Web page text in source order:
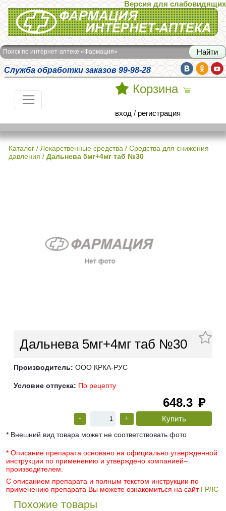
Интернет-аптека Фармация
Версия для слабовидящих
Поиск по интернет-аптеке «Фармация»
Служба обработки заказов 99-98-28
Корзина
вход / регистрация
Каталог / Лекарственные средства / Средства для снижения
давления / Дальнева 5мг+4мг таб №30
Дальнева 5мг+4мг таб №30
Производитель: ООО КРКА-РУС
Условие отпуска: По рецепту
648.3 руб
- +
* Внешний вид товара может не соответствовать фото
* Описание препарата основано на официально утвержденной
инструкции по применению и утверждено компанией–
производителем.
С описанием препарата и полным текстом инструкции по
применению препарата Вы можете ознакомиться на сайт ГРЛС
Похожие товары